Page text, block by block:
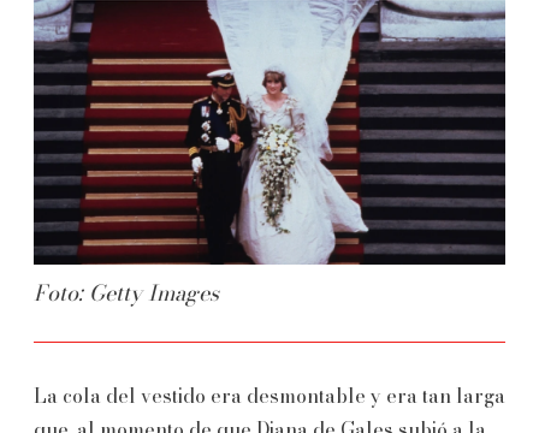
Foto: Getty Images
La cola del vestido era desmontable y era tan larga